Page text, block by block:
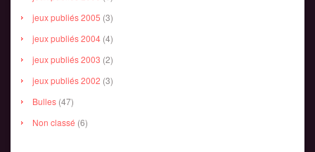
jeux publiés 2005 (3)
jeux publiés 2004 (4)
jeux publiés 2003 (2)
jeux publiés 2002 (3)
Bulles (47)
Non classé (6)